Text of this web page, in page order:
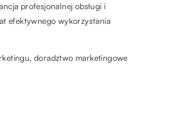
profesjonalnej obsługi i
efektywnego wykorzystania
doradztwo marketingowe